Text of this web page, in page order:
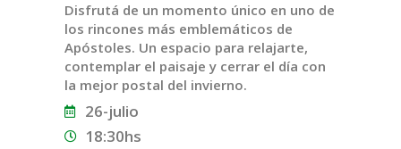
Disfrutá de un momento único en uno de
los rincones más emblemáticos de
Apóstoles. Un espacio para relajarte,
contemplar el paisaje y cerrar el día con
la mejor postal del invierno.
26-julio
18:30hs